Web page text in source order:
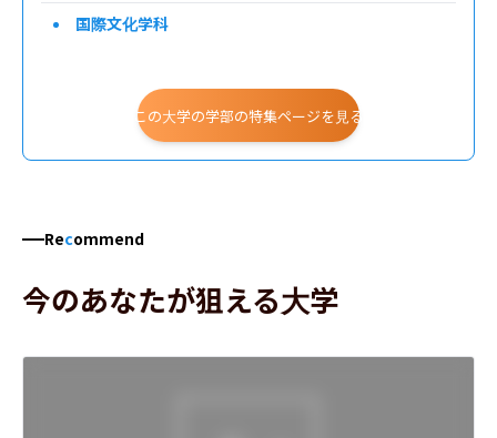
国際文化学科
この大学の学部の特集ページを見る
Recommend
今のあなたが狙える大学